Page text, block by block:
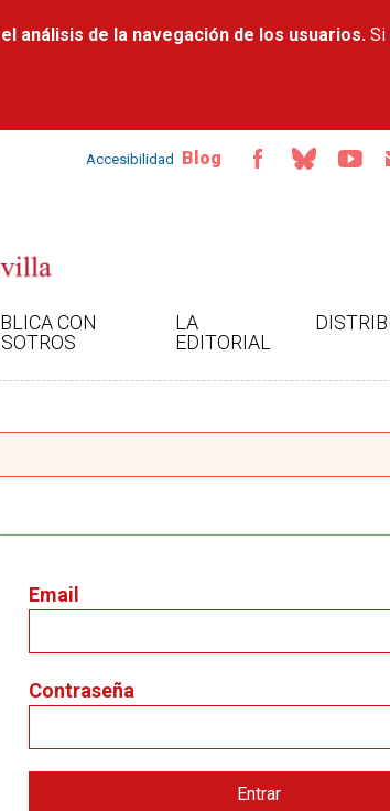
contenido
análisis de la navegación de los usuarios. Si
Accesibilidad Blog
CON
LA
EDITORIAL
Email
Contraseña